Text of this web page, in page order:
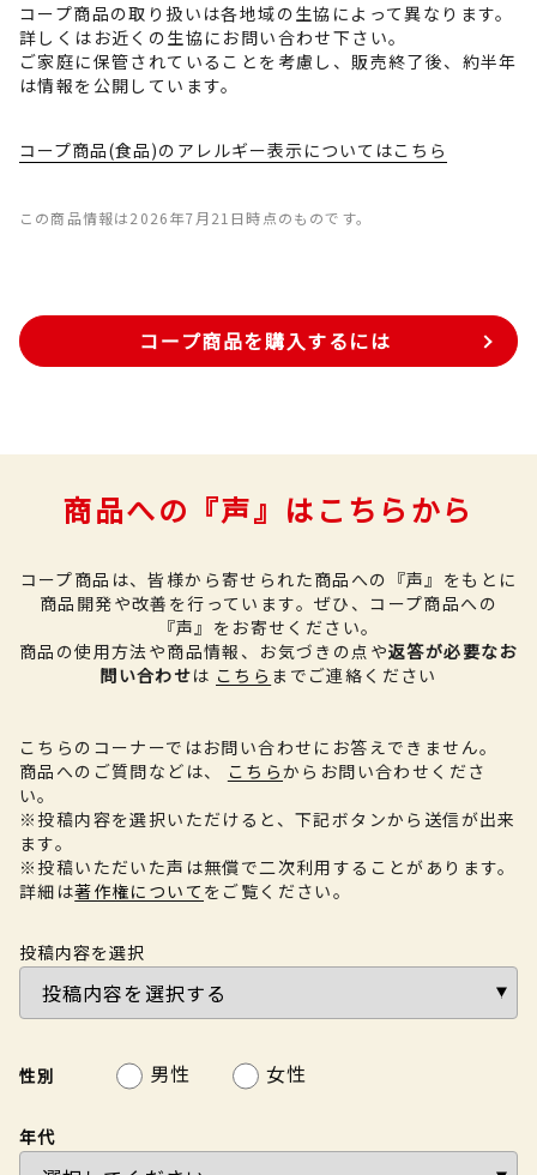
コープ商品の取り扱いは各地域の生協によって異なります。
詳しくはお近くの生協にお問い合わせ下さい。
ご家庭に保管されていることを考慮し、販売終了後、約半年
は情報を公開しています。
コープ商品(食品)のアレルギー表示についてはこちら
この商品情報は2026年7月21日時点のものです。
コープ商品を購入するには
商品への『声』はこちらから
コープ商品は、皆様から寄せられた商品への『声』をもとに
商品開発や改善を行っています。 ぜひ、コープ商品への
『声』をお寄せください。
商品の使用方法や商品情報、お気づきの点や返答が必要なお
問い合わせは こちら までご連絡ください
こちらのコーナーではお問い合わせにお答えできません。
商品へのご質問などは、
こちらからお問い合わせくださ
い。
※投稿内容を選択いただけると、下記ボタンから送信が出来
ます。
※投稿いただいた声は無償で二次利用することがあります。
詳細は著作権について をご覧ください。
投稿内容を選択
性別 男性 女性
年代